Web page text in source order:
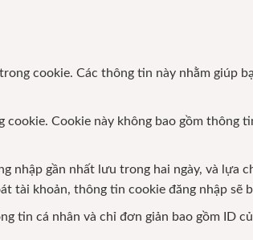
cookie. Các thông tin này nhằm giúp
Cookie này không bao gồm thông
nhập gần nhất lưu trong hai ngày, và lựa
tài khoản, thông tin cookie đăng nhập sẽ
tin cá nhân và chỉ đơn giản bao gồm ID